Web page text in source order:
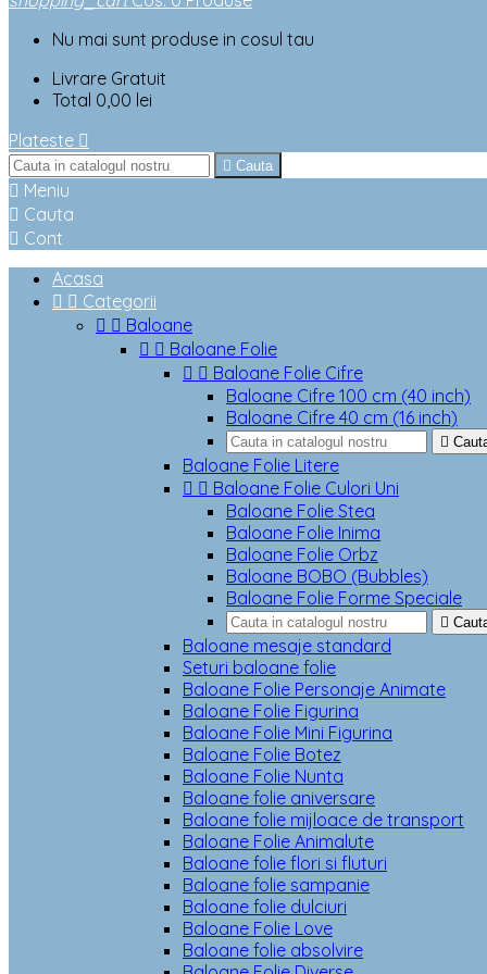
Nu mai sunt produse in cosul tau
Livrare Gratuit
Total 0,00 lei
Plateste 
 Cauta
 Meniu
 Cauta
 Cont
Acasa
  Categorii
  Baloane
  Baloane Folie
  Baloane Folie Cifre
Baloane Cifre 100 cm (40 inch)
Baloane Cifre 40 cm (16 inch)

Baloane Folie Litere
  Baloane Folie Culori Uni
Baloane Folie Stea
Baloane Folie Inima
Baloane Folie Orbz
Baloane BOBO (Bubbles)
Baloane Folie Forme Speciale

Baloane mesaje standard
Seturi baloane folie
Baloane Folie Personaje Animate
Baloane Folie Figurina
Baloane Folie Mini Figurina
Baloane Folie Botez
Baloane Folie Nunta
Baloane folie aniversare
Baloane folie mijloace de transport
Baloane Folie Animalute
Baloane folie flori si fluturi
Baloane folie sampanie
Baloane folie dulciuri
Baloane Folie Love
Baloane folie absolvire